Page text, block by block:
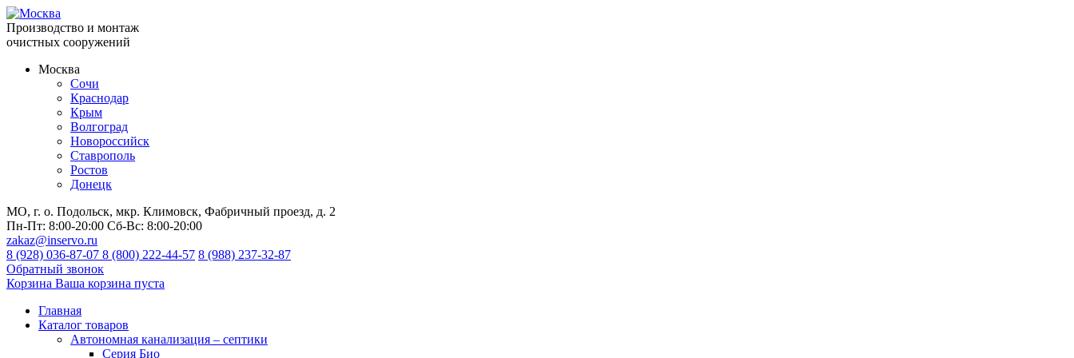
Производство и монтаж
очистных сооружений
Москва
Сочи
Краснодар
Крым
Волгоград
Новороссийск
Ставрополь
Ростов
Донецк
МО, г. о. Подольск, мкр. Климовск, Фабричный проезд, д. 2
Пн-Пт: 8:00-20:00 Сб-Вс: 8:00-20:00
zakaz@inservo.ru
8 (928) 036-87-07 8 (800) 222-44-57 8 (988) 237-32-87
Обратный звонок
Корзина Ваша корзина пуста
Главная
Каталог товаров
Автономная канализация – септики
Серия Био